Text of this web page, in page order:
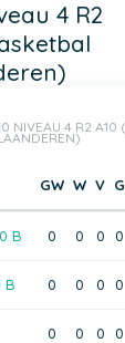
4 R2
NIVEAU 4 R2 A10
GW W V G
B 0 0 0 0
B 0 0 0 0
0 0 0 0